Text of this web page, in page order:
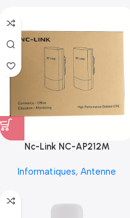
Nc-Link NC-AP212M
Informatiques, Antenne